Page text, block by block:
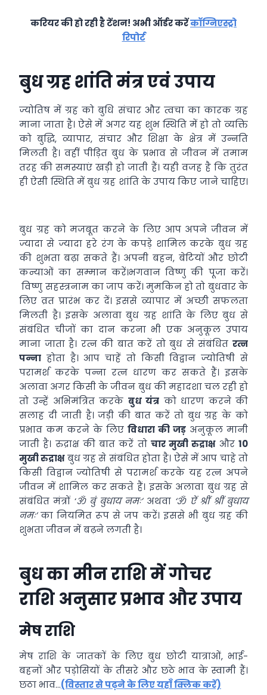
करियर की हो रही है टेंशन! अभी ऑर्डर करेंकॉग्निएस्ट्रो
रिपोर्ट
बुध ग्रह शांति मंत्र एवं उपाय
ज्योतिष में ग्रह को बुधि संचार और त्वचा का कारक ग्रह
माना जाता है। ऐसे में अगर यह शुभ स्थिति में हो तो व्यक्ति
को बुद्धि, व्यापार, संचार और शिक्षा के क्षेत्र में उन्नति
मिलती है। वहीं पीड़ित बुध के प्रभाव से जीवन में तमाम
तरह की समस्याएं खड़ी हो जाती हैं। यही वजह है कि तुरंत
ही ऐसी स्थिति में बुध ग्रह शांति के उपाय किए जाने चाहिए।
बुध ग्रह को मजबूत करने के लिए आप अपने जीवन में
ज्यादा से ज्यादा हरे रंग के कपड़े शामिल करके बुध ग्रह
की शुभता बढ़ा सकते हैं। अपनी बहन, बेटियों और छोटी
कन्याओं का सम्मान करें।भगवान विष्णु की पूजा करें।
विष्णु सहस्त्रनाम का जाप करें। मुमकिन हो तो बुधवार के
लिए व्रत प्रारंभ कर दें। इससे व्यापार में अच्छी सफलता
मिलती है। इसके अलावा बुध ग्रह शांति के लिए बुध से
संबंधित चीजों का दान करना भी एक अनुकूल उपाय
माना जाता है। रत्न की बात करें तो बुध से संबंधित रत्न
पन्ना होता है। आप चाहें तो किसी विद्वान ज्योतिषी से
परामर्श करके पन्ना रत्न धारण कर सकते हैं। इसके
अलावा अगर किसी के जीवन बुध की महादशा चल रही हो
तो उन्हें अभिमंत्रित करके बुध यंत्र को धारण करने की
सलाह दी जाती है। जड़ी की बात करें तो बुध ग्रह के को
प्रभाव कम करने के लिए विधारा की जड़ अनुकूल मानी
जाती है। रुद्राक्ष की बात करें तो चार मुखी रुद्राक्षऔर10
मुखी रुद्राक्षबुध ग्रह से संबंधित होता है। ऐसे में आप चाहे तो
किसी विद्वान ज्योतिषी से परामर्श करके यह रत्न अपने
जीवन में शामिल कर सकते हैं। इसके अलावा बुध ग्रह से
संबंधित मंत्रों ‘ॐ बुं बुधाय नमः’ अथवा‘ॐ ऐं श्रीं श्रीं बुधाय
नमः’का नियमित रूप से जप करें। इससे भी बुध ग्रह की
शुभता जीवन में बढ़ने लगती है।
बुध का मीन राशि में गोचर
राशि अनुसार प्रभाव और उपाय
मेष राशि
मेष राशि के जातकों के लिए बुध छोटी यात्राओं, भाई-
बहनों और पड़ोसियों के तीसरे और छठे भाव के स्वामी हैं।
छठा भाव…(विस्तार से पढ़ने के लिए यहाँ क्लिक करें)